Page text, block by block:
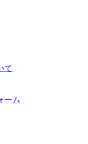
て
ーム